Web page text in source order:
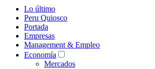
Lo último
Peru Quiosco
Portada
Empresas
Management & Empleo
Economía
Mercados